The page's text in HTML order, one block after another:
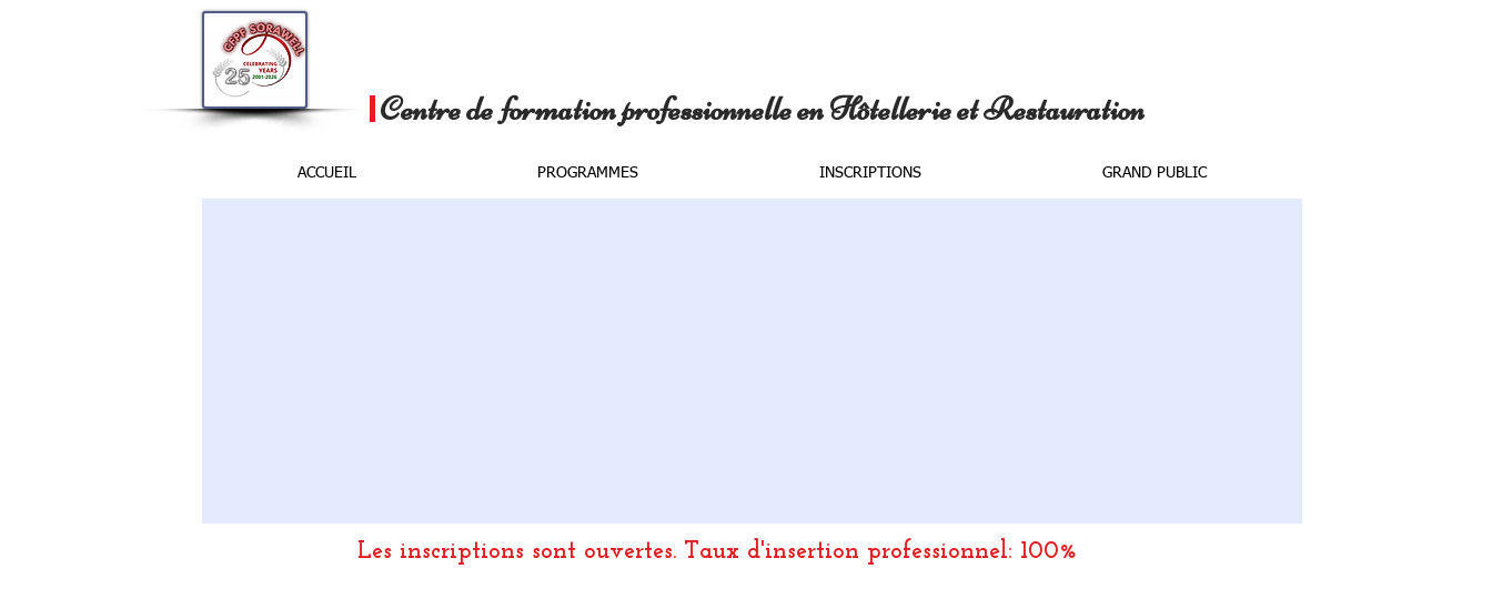
Centre de formation professionnelle en Hôtellerie et Restauration
ACCUEIL PROGRAMMES INSCRIPTIONS GRAND PUBLIC
Les inscriptions sont ouvertes. Taux d'insertion professionnel: 100%